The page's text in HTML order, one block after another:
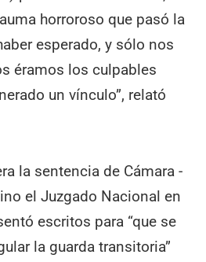
horroroso que pasó la
esperado, y sólo nos
éramos los culpables
un vínculo”, relató
la sentencia de Cámara -
el Juzgado Nacional en
escritos para “que se
la guarda transitoria”